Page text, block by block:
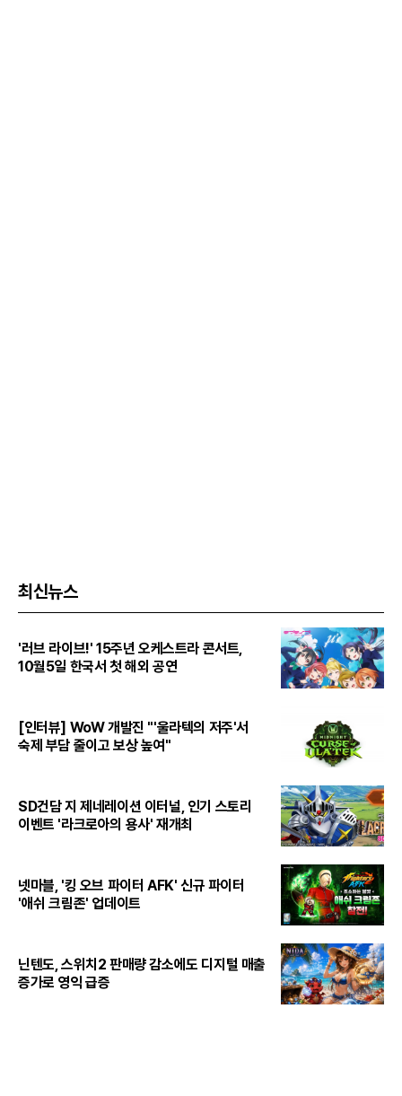
최신뉴스
'러브 라이브!' 15주년 오케스트라 콘서트,
10월5일 한국서 첫 해외 공연
[인터뷰] WoW 개발진 "'울라텍의 저주'서
숙제 부담 줄이고 보상 높여"
SD건담 지 제네레이션 이터널, 인기 스토리
이벤트 '라크로아의 용사' 재개최
넷마블, '킹 오브 파이터 AFK' 신규 파이터
'애쉬 크림존' 업데이트
닌텐도, 스위치2 판매량 감소에도 디지털 매출
증가로 영익 급증